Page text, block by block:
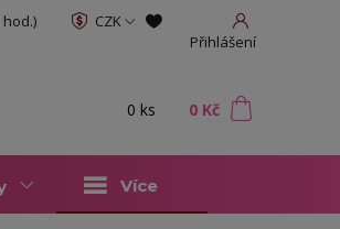
CZK
Přihlášení
hod.)
0 ks 0 Kč
Více